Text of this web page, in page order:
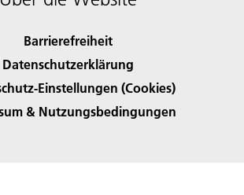
Barrierefreiheit
Datenschutzerklärung
Einstellungen (Cookies)
& Nutzungsbedingungen